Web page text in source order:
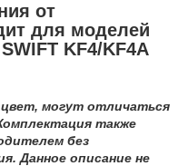
от
для моделей
KF4/KF4A
могут отличаться
также
без
Данное описание не